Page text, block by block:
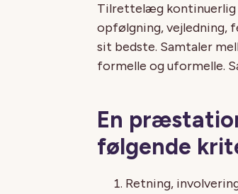
Tilrettelæg kontinuerlig
opfølgning, vejledning,
sit bedste. Samtaler
formelle og uformelle.
En
følgende
Retning,